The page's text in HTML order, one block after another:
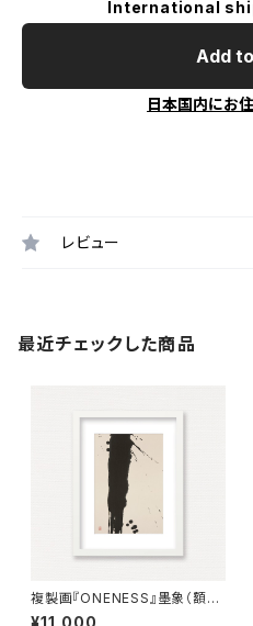
International
Add
日本国内にお
レビュー
最近チェックした商品
複製画『ONENESS』墨象（額入
り） Reproduction painting
¥11,000